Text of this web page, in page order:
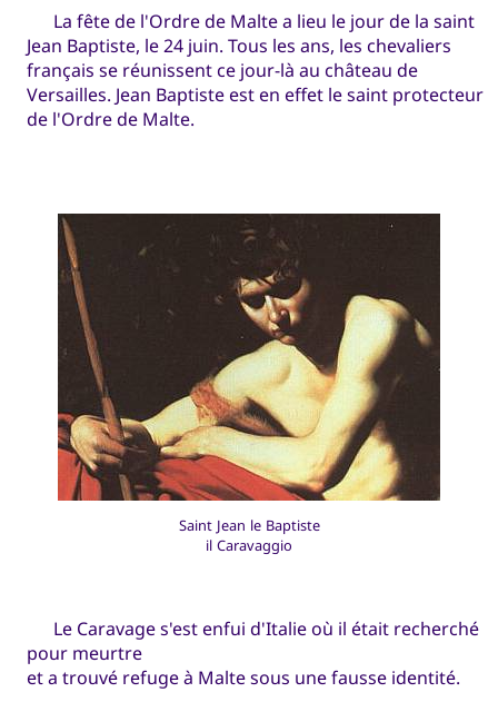
La fête de l'Ordre de Malte a lieu le jour de la saint
Jean Baptiste, le 24 juin. Tous les ans, les chevaliers
français se réunissent ce jour-là au château de
Versailles. Jean Baptiste est en effet le saint protecteur
de l'Ordre de Malte.
Saint Jean le Baptiste
il Caravaggio
Le Caravage s'est enfui d'Italie où il était recherché
pour meurtre
et a trouvé refuge à Malte sous une fausse identité.